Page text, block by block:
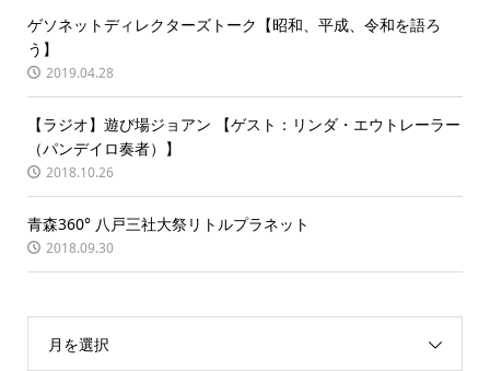
ゲソネットディレクターズトーク【昭和、平成、令和を語ろ
う】
2019.04.28
【ラジオ】遊び場ジョアン 【ゲスト：リンダ・エウトレーラー
（パンデイロ奏者）】
2018.10.26
青森360° 八戸三社大祭リトルプラネット
2018.09.30
月を選択